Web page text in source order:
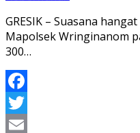
GRESIK – Suasana
Mapolsek Wringinanom
300…
Facebook
Twitter